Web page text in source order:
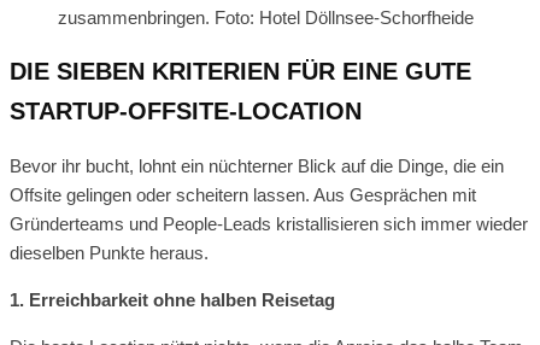
zusammenbringen. Foto: Hotel Döllnsee-Schorfheide
DIE SIEBEN KRITERIEN FÜR EINE GUTE
STARTUP-OFFSITE-LOCATION
Bevor ihr bucht, lohnt ein nüchterner Blick auf die Dinge, die ein
Offsite gelingen oder scheitern lassen. Aus Gesprächen mit
Gründerteams und People-Leads kristallisieren sich immer wieder
dieselben Punkte heraus.
1. Erreichbarkeit ohne halben Reisetag